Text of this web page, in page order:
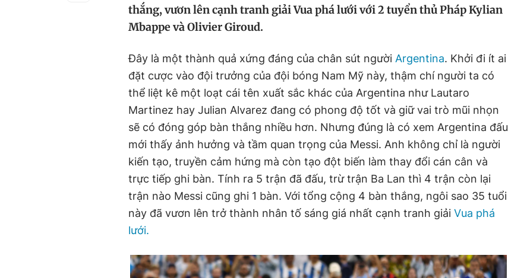
thắng, vươn lên cạnh tranh giải Vua phá lưới với 2 tuyển thủ Pháp Kylian
Mbappe và Olivier Giroud.
Đây là một thành quả xứng đáng của chân sút người Argentina. Khởi đi ít ai
đặt cược vào đội trưởng của đội bóng Nam Mỹ này, thậm chí người ta có
thể liệt kê một loạt cái tên xuất sắc khác của Argentina như Lautaro
Martinez hay Julian Alvarez đang có phong độ tốt và giữ vai trò mũi nhọn
sẽ có đóng góp bàn thắng nhiều hơn. Nhưng đúng là có xem Argentina đấu
mới thấy ảnh hưởng và tầm quan trọng của Messi. Anh không chỉ là người
kiến tạo, truyền cảm hứng mà còn tạo đột biến làm thay đổi cán cân và
trực tiếp ghi bàn. Tính ra 5 trận đã đấu, trừ trận Ba Lan thì 4 trận còn lại
trận nào Messi cũng ghi 1 bàn. Với tổng cộng 4 bàn thắng, ngôi sao 35 tuổi
này đã vươn lên trở thành nhân tố sáng giá nhất cạnh tranh giải Vua phá
lưới.